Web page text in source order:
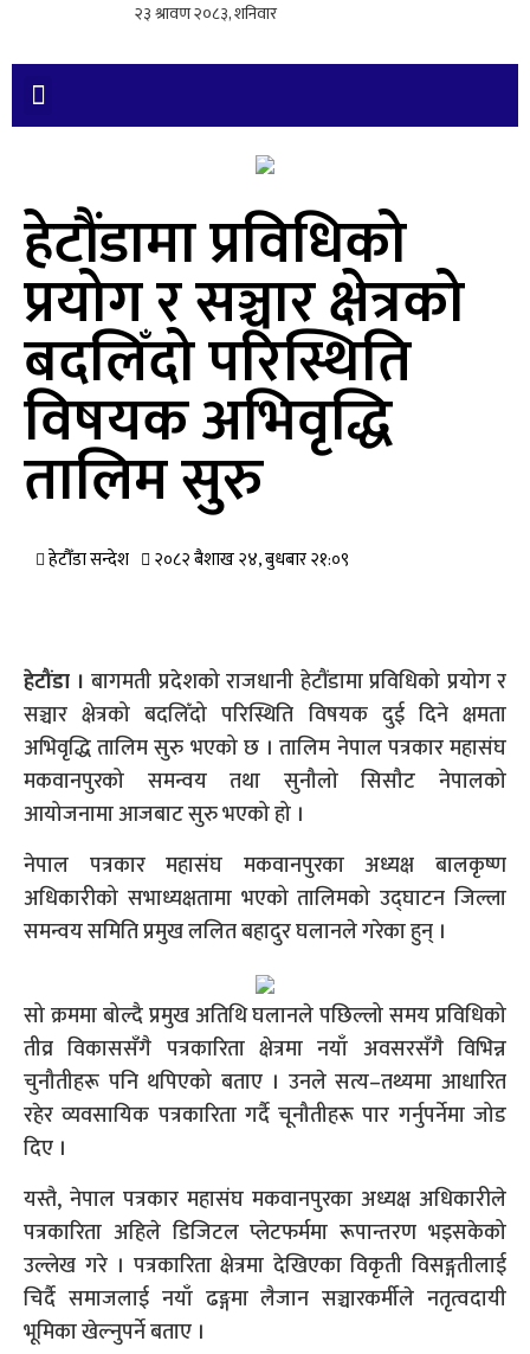
हेटौंडामा प्रविधिको
प्रयोग र सञ्चार क्षेत्रको
बदलिँदो परिस्थिति
विषयक अभिवृद्धि
तालिम सुरु
हेटौँडा सन्देश २०८२ बैशाख २४, बुधबार २१:०९
हेटौंडा । बागमती प्रदेशको राजधानी हेटौंडामा प्रविधिको प्रयोग र
सञ्चार क्षेत्रको बदलिँदो परिस्थिति विषयक दुई दिने क्षमता
अभिवृद्धि तालिम सुरु भएको छ । तालिम नेपाल पत्रकार महासंघ
मकवानपुरको समन्वय तथा सुनौलो सिसौट नेपालको
आयोजनामा आजबाट सुरु भएको हो ।
नेपाल पत्रकार महासंघ मकवानपुरका अध्यक्ष बालकृष्ण
अधिकारीको सभाध्यक्षतामा भएको तालिमको उद्घाटन जिल्ला
समन्वय समिति प्रमुख ललित बहादुर घलानले गरेका हुन् ।
सो क्रममा बोल्दै प्रमुख अतिथि घलानले पछिल्लो समय प्रविधिको
तीव्र विकाससँगै पत्रकारिता क्षेत्रमा नयाँ अवसरसँगै विभिन्न
चुनौतीहरू पनि थपिएको बताए । उनले सत्य–तथ्यमा आधारित
रहेर व्यवसायिक पत्रकारिता गर्दै चूनौतीहरू पार गर्नुपर्नेमा जोड
दिए ।
यस्तै, नेपाल पत्रकार महासंघ मकवानपुरका अध्यक्ष अधिकारीले
पत्रकारिता अहिले डिजिटल प्लेटफर्ममा रूपान्तरण भइसकेको
उल्लेख गरे । पत्रकारिता क्षेत्रमा देखिएका विकृती विसङ्गतीलाई
चिर्दै समाजलाई नयाँ ढङ्गमा लैजान सञ्चारकर्मीले नतृत्वदायी
भूमिका खेल्नुपर्ने बताए ।